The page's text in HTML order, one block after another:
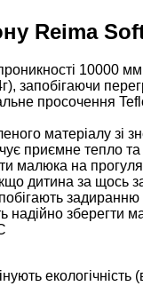
Reima
10000
запобігаючи
просочення
матеріалу зі
приємне тепло
малюка на
дитина за щось
надійно зберегти